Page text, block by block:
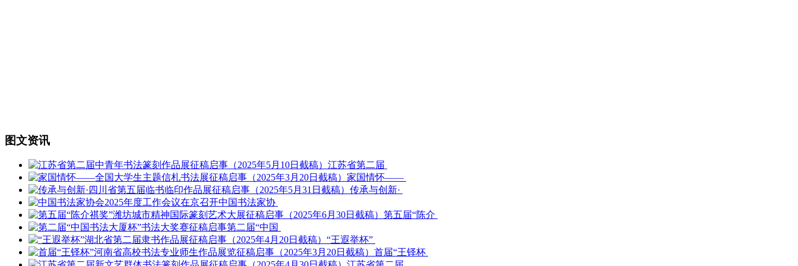
图文资讯
江苏省第二届
家国情怀——
传承与创新·
中国书法家协
第五届“陈介
第二届“中国
“王遐举杯”
首届“王铎杯